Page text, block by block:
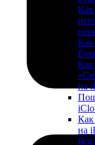
Как
Как
Как
на
на